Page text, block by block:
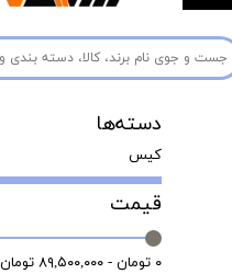
دسته‌ها
کیس
قیمت
۰ تومان - ۸۹,۵۰۰,۰۰۰ تومان